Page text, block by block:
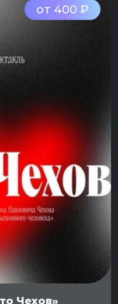
от 400 ₽
Чехов»